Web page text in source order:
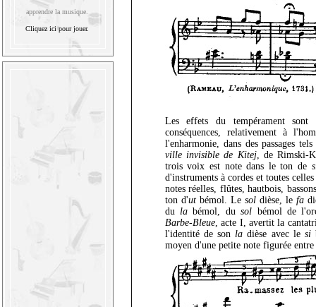
apprendre la musique.
Cliquez ici pour jouer.
Les effets du tempérament sont
conséquences, relativement à
l'enharmonie, dans des passages
ville invisible de Kitej, de Rimski-
trois voix est note dans le ton de
d'instruments à cordes et toutes
notes réelles, flûtes, hautbois,
ton d'utbémol. Lesol dièse, lefa
dula bémol, dusol bémol de
Barbe-Bleue, acte I, avertit la
l'identité de sonla dièse avec lesi
moyen d'une petite note figurée entre